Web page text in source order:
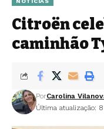
Citroën
caminhão
Última atualização:
PorCarolina